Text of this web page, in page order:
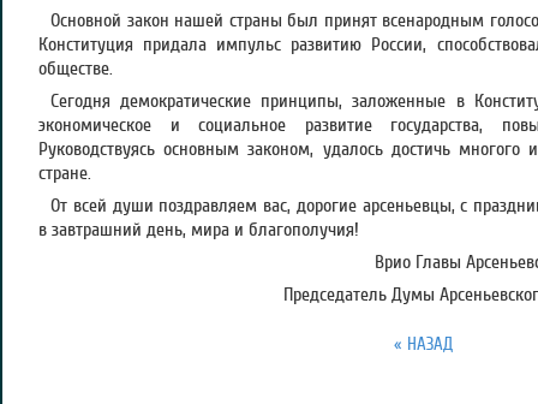
Основной закон нашей страны был принят всенародным
Конституция придала импульс развитию России,
обществе.
Сегодня демократические принципы, заложенные в
экономическое и социальное развитие государства,
Руководствуясь основным законом, удалось достичь
стране.
От всей души поздравляем вас, дорогие арсеньевцы, с
в завтрашний день, мира и благополучия!
Врио Главы
Председатель Думы
« НАЗАД